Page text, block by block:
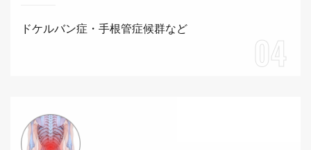
ドケルバン症・手根管症候群など
04